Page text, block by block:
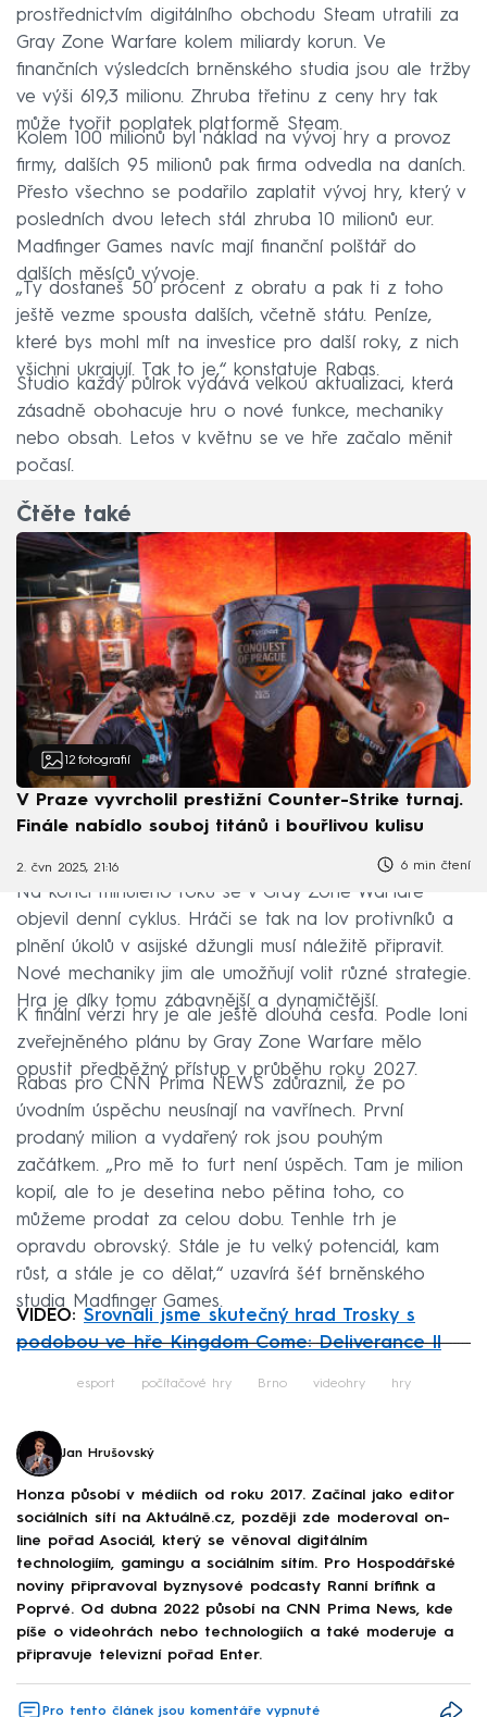
prostřednictvím digitálního obchodu Steam utratili za
Gray Zone Warfare kolem miliardy korun. Ve
finančních výsledcích brněnského studia jsou ale tržby
ve výši 619,3 milionu. Zhruba třetinu z ceny hry tak
může tvořit poplatek platformě Steam.
Kolem 100 milionů byl náklad na vývoj hry a provoz
firmy, dalších 95 milionů pak firma odvedla na daních.
Přesto všechno se podařilo zaplatit vývoj hry, který v
posledních dvou letech stál zhruba 10 milionů eur.
Madfinger Games navíc mají finanční polštář do
dalších měsíců vývoje.
„Ty dostaneš 50 procent z obratu a pak ti z toho
ještě vezme spousta dalších, včetně státu. Peníze,
které bys mohl mít na investice pro další roky, z nich
všichni ukrajují. Tak to je,“ konstatuje Rabas.
Studio každý půlrok vydává velkou aktualizaci, která
zásadně obohacuje hru o nové funkce, mechaniky
nebo obsah. Letos v květnu se ve hře začalo měnit
počasí.
Čtěte také
12 fotografií
V Praze vyvrcholil prestižní Counter-Strike turnaj.
Finále nabídlo souboj titánů i bouřlivou kulisu
2. čvn 2025, 21:16 6 min čtení
Na konci minulého roku se v Gray Zone Warfare
objevil denní cyklus. Hráči se tak na lov protivníků a
plnění úkolů v asijské džungli musí náležitě připravit.
Nové mechaniky jim ale umožňují volit různé strategie.
Hra je díky tomu zábavnější a dynamičtější.
K finální verzi hry je ale ještě dlouhá cesta. Podle loni
zveřejněného plánu by Gray Zone Warfare mělo
opustit předběžný přístup v průběhu roku 2027.
Rabas pro CNN Prima NEWS zdůraznil, že po
úvodním úspěchu neusínají na vavřínech. První
prodaný milion a vydařený rok jsou pouhým
začátkem. „Pro mě to furt není úspěch. Tam je milion
kopií, ale to je desetina nebo pětina toho, co
můžeme prodat za celou dobu. Tenhle trh je
opravdu obrovský. Stále je tu velký potenciál, kam
růst, a stále je co dělat,“ uzavírá šéf brněnského
studia Madfinger Games.
VIDEO: Srovnali jsme skutečný hrad Trosky s
podobou ve hře Kingdom Come: Deliverance II
esport počítačové hry Brno videohry hry
Jan Hrušovský
Honza působí v médiích od roku 2017. Začínal jako editor
sociálních sítí na Aktuálně.cz, později zde moderoval on-
line pořad Asociál, který se věnoval digitálním
technologiím, gamingu a sociálním sítím. Pro Hospodářské
noviny připravoval byznysové podcasty Ranní brífink a
Poprvé. Od dubna 2022 působí na CNN Prima News, kde
píše o videohrách nebo technologiích a také moderuje a
připravuje televizní pořad Enter.
Pro tento článek jsou komentáře vypnuté